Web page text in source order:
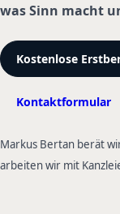
was Sinn macht
Kostenlose
Kontaktformular
Markus Bertan berät
arbeiten wir mit